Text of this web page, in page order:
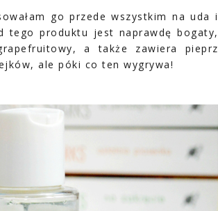
go przede wszystkim na uda i
tego produktu jest naprawdę bogaty,
a także zawiera pieprz
ale póki co ten wygrywa!